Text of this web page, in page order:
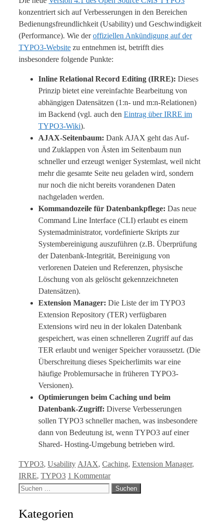
konzentriert sich auf Verbesserungen in den Bereichen
Bedienungsfreundlichkeit (Usability) und Geschwindigkeit
(Performance). Wie deroffiziellen Ankündigung auf der
TYPO3-Website zu entnehmen ist, betrifft dies
insbesondere folgende Punkte:
Inline Relational Record Editing (IRRE): Dieses
Prinzip bietet eine vereinfachte Bearbeitung von
abhängigen Datensätzen (1:n- und m:n-Relationen)
im Backend (vgl. auch den Eintrag über IRRE im
TYPO3-Wiki).
AJAX-Seitenbaum: Dank AJAX geht das Auf-
und Zuklappen von Ästen im Seitenbaum nun
schneller und erzeugt weniger Systemlast, weil nicht
mehr die gesamte Seite neu geladen wird, sondern
nur noch die nicht bereits vorandenen Daten
nachgeladen werden.
Kommandozeile für Datenbankpflege: Das neue
Command Line Interface (CLI) erlaubt es einem
Systemadministrator, vordefinierte Skripts zur
Systembereinigung auszuführen (z.B. Überprüfung
der Datenbank-Integrität, Bereinigung von
verlorenen Dateien und Referenzen, physische
Löschung von als gelöscht gekennzeichneten
Datensätzen).
Extension Manager: Die Liste der im TYPO3
Extension Repository (TER) verfügbaren
Extensions wird neu in der lokalen Datenbank
gespeichert, was einen schnelleren Zugriff auf das
TER erlaubt und weniger Speicher voraussetzt. (Die
Überschreitung dieses Speicherlimits war eine
häufige Problemursache in früheren TYPO3-
Versionen).
Optimierungen beim Caching und beim
Datenbank-Zugriff: Diverse Verbesserungen
sollen TYPO3 schneller machen, was insbesondere
dann von Bedeutung ist, wenn TYPO3 auf einer
Shared- Hosting-Umgebung betrieben wird.
Kategorien
TYPO3, Usability Tags
AJAX, Caching, Extension Manager,
IRRE, TYPO3 1 Kommentar
Suche
Kategorien